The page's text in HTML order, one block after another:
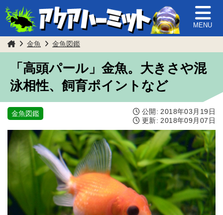
MENU
金魚 金魚図鑑
「高頭パール」金魚。大きさや混
泳相性、飼育ポイントなど
金魚図鑑 公開:2018年03月19日
更新:2018年09月07日